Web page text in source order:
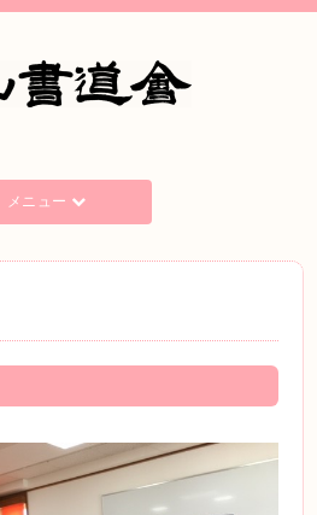
メニュー